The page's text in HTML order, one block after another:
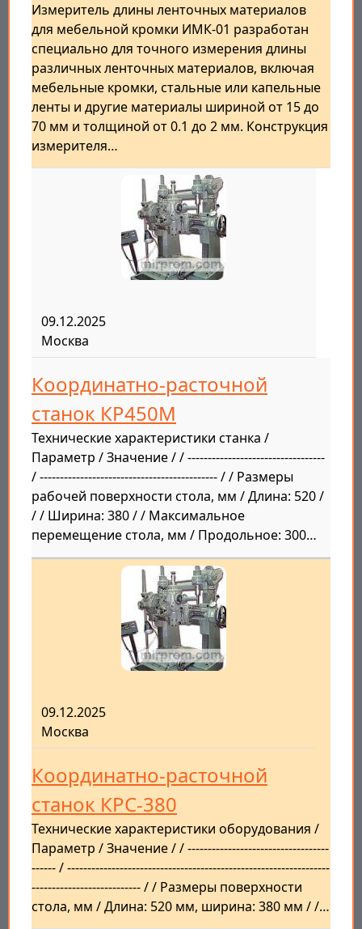
Измеритель длины ленточных материалов
для мебельной кромки ИМК-01 разработан
специально для точного измерения длины
различных ленточных материалов, включая
мебельные кромки, стальные или капельные
ленты и другие материалы шириной от 15 до
70 мм и толщиной от 0.1 до 2 мм. Конструкция
измерителя…
09.12.2025
Москва
Координатно-расточной
станок КР450М
Технические характеристики станка /
Параметр / Значение / / ----------------------------------
/ -------------------------------------------- / / Размеры
рабочей поверхности стола, мм / Длина: 520 /
/ / Ширина: 380 / / Максимальное
перемещение стола, мм / Продольное: 300…
09.12.2025
Москва
Координатно-расточной
станок КРС-380
Технические характеристики оборудования /
Параметр / Значение / / -----------------------------------
------ / -----------------------------------------------------------------
--------------------------- / / Размеры поверхности
стола, мм / Длина: 520 мм, ширина: 380 мм / /…